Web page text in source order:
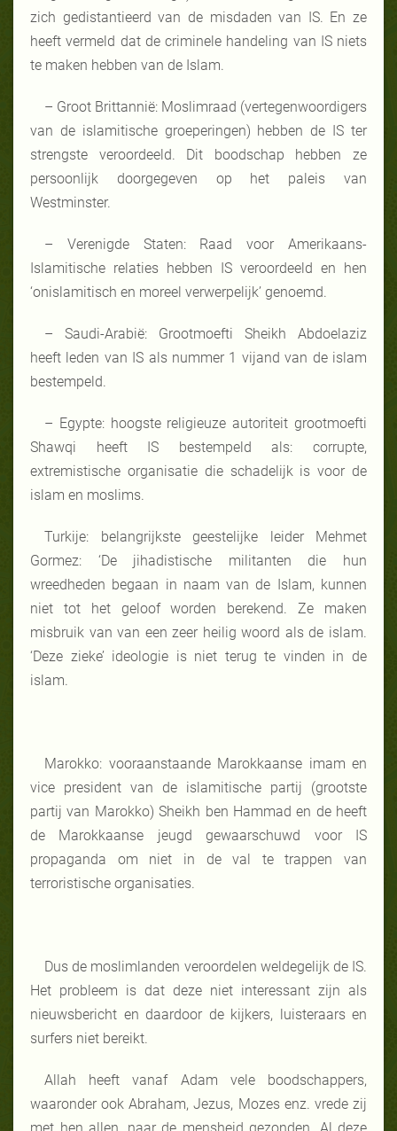
zich gedistantieerd van de misdaden van IS. En ze
heeft vermeld dat de criminele handeling van IS niets
te maken hebben van de Islam.
– Groot Brittannië: Moslimraad (vertegenwoordigers
van de islamitische groeperingen) hebben de IS ter
strengste veroordeeld. Dit boodschap hebben ze
persoonlijk doorgegeven op het paleis van
Westminster.
– Verenigde Staten: Raad voor Amerikaans-
Islamitische relaties hebben IS veroordeeld en hen
‘onislamitisch en moreel verwerpelijk’ genoemd.
– Saudi-Arabië: Grootmoefti Sheikh Abdoelaziz
heeft leden van IS als nummer 1 vijand van de islam
bestempeld.
– Egypte: hoogste religieuze autoriteit grootmoefti
Shawqi heeft IS bestempeld als: corrupte,
extremistische organisatie die schadelijk is voor de
islam en moslims.
Turkije: belangrijkste geestelijke leider Mehmet
Gormez: ‘De jihadistische militanten die hun
wreedheden begaan in naam van de Islam, kunnen
niet tot het geloof worden berekend. Ze maken
misbruik van van een zeer heilig woord als de islam.
‘Deze zieke’ ideologie is niet terug te vinden in de
islam.
Marokko: vooraanstaande Marokkaanse imam en
vice president van de islamitische partij (grootste
partij van Marokko) Sheikh ben Hammad en de heeft
de Marokkaanse jeugd gewaarschuwd voor IS
propaganda om niet in de val te trappen van
terroristische organisaties.
Dus de moslimlanden veroordelen weldegelijk de IS.
Het probleem is dat deze niet interessant zijn als
nieuwsbericht en daardoor de kijkers, luisteraars en
surfers niet bereikt.
Allah heeft vanaf Adam vele boodschappers,
waaronder ook Abraham, Jezus, Mozes enz. vrede zij
met hen allen, naar de mensheid gezonden. Al deze